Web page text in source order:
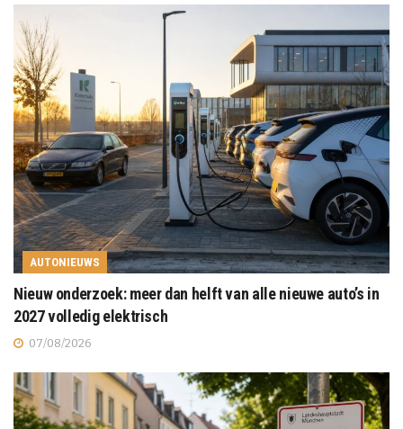
AUTONIEUWS
Nieuw onderzoek: meer dan helft van alle nieuwe auto’s in
2027 volledig elektrisch
07/08/2026